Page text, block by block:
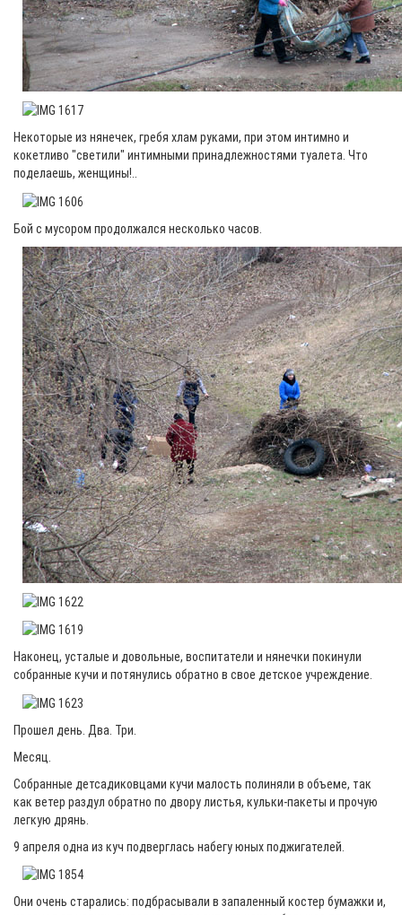
Некоторые из нянечек, гребя хлам руками, при этом интимно и
кокетливо "светили" интимными принадлежностями туалета. Что
поделаешь, женщины!..
Бой с мусором продолжался несколько часов.
Наконец, усталые и довольные, воспитатели и нянечки покинули
собранные кучи и потянулись обратно в свое детское учреждение.
Прошел день. Два. Три.
Месяц.
Собранные детсадиковцами кучи малость полиняли в объеме, так
как ветер раздул обратно по двору листья, кульки-пакеты и прочую
легкую дрянь.
9 апреля одна из куч подверглась набегу юных поджигателей.
Они очень старались: подбрасывали в запаленный костер бумажки и,